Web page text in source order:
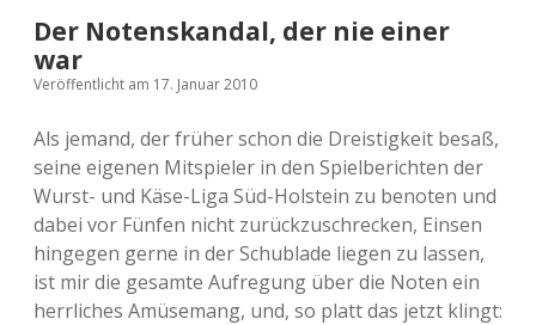
Der Notenskandal, der nie einer
war
Veröffentlicht am 17. Januar 2010
Als jemand, der früher schon die Dreistigkeit besaß,
seine eigenen Mitspieler in den Spielberichten der
Wurst- und Käse-Liga Süd-Holstein zu benoten und
dabei vor Fünfen nicht zurückzuschrecken, Einsen
hingegen gerne in der Schublade liegen zu lassen,
ist mir die gesamte Aufregung über die Noten ein
herrliches Amüsemang, und, so platt das jetzt klingt: